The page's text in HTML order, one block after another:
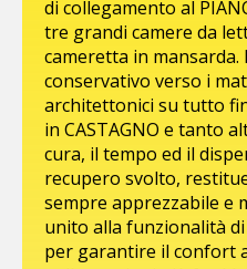
di collegamento al
tre grandi camere da
cameretta in mansarda.
conservativo verso i
architettonici su tutto
in CASTAGNO e tanto
cura, il tempo ed il
recupero svolto,
sempre apprezzabile e
unito alla funzionalità
per garantire il confort